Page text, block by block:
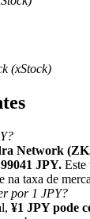
(xStock)
Network
JPY. Este
na taxa de
por 1 JPY?
¥1 JPY pode